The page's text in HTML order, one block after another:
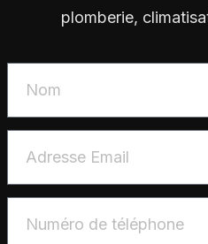
plomberie,